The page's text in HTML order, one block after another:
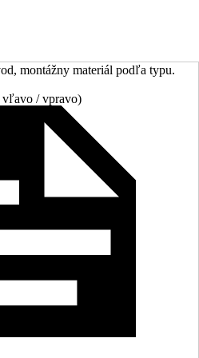
montážny materiál podľa typu.
vľavo / vpravo)